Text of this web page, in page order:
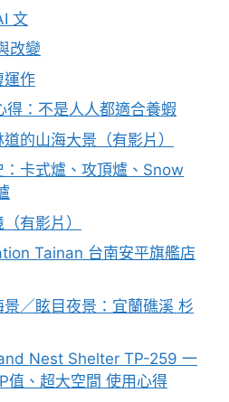
文
改變
運作
：不是人人都適合養蝦
的山海大景（有影片）
卡式爐、攻頂爐、Snow
有影片）
Tainan 台南安平旗艦店
景／眩目夜景：宜蘭礁溪 杉
Nest Shelter TP-259 一
值、超大空間 使用心得